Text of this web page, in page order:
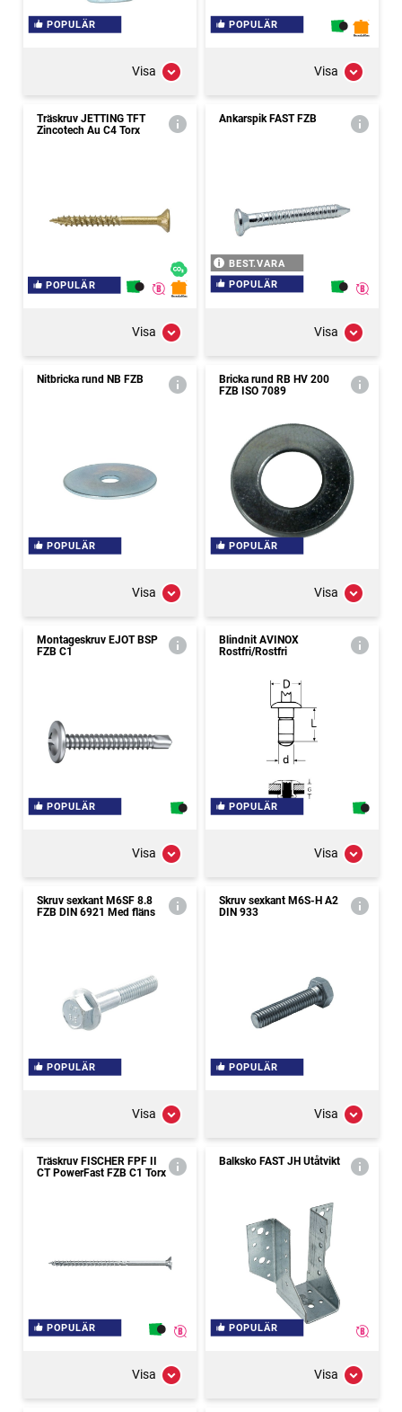
POPULÄR
Visa
POPULÄR
Visa
Träskruv JETTING TFT
Zincotech Au C4 Torx
POPULÄR
Visa
Ankarspik FAST FZB
BEST.VARA
POPULÄR
Visa
Nitbricka rund NB FZB
POPULÄR
Visa
Bricka rund RB HV 200
FZB ISO 7089
POPULÄR
Visa
Montageskruv EJOT BSP
FZB C1
POPULÄR
Visa
Blindnit AVINOX
Rostfri/Rostfri
POPULÄR
Visa
Skruv sexkant M6SF 8.8
FZB DIN 6921 Med fläns
POPULÄR
Visa
Skruv sexkant M6S-H A2
DIN 933
POPULÄR
Visa
Träskruv FISCHER FPF II
CT PowerFast FZB C1 Torx
POPULÄR
Visa
Balksko FAST JH Utåtvikt
POPULÄR
Visa